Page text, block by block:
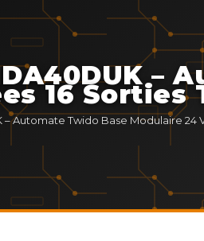
–
16
Automate Twido Base Modulaire 24